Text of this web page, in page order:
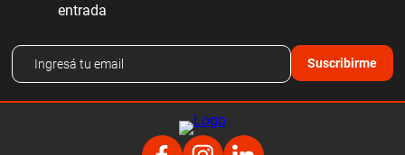
entrada
Suscribirme